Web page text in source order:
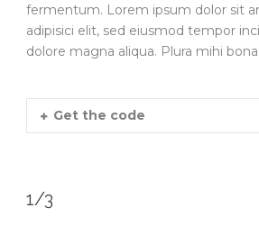
fermentum. Lorem ipsum dolor sit
adipisici elit, sed eiusmod tempor
dolore magna aliqua. Plura mihi
Get the code
1/3